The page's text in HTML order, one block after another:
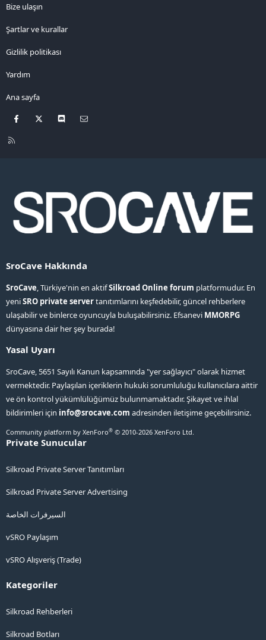
Bize ulaşın
Şartlar ve kurallar
Gizlilik politikası
Yardım
Ana sayfa
Facebook Discord
R
SroCave Hakkında
SroCave, Türkiye'nin en aktifSilkroad Online forum platformudur. En
yeniSRO private servertanıtımlarını keşfedebilir, güncel rehberlere
ulaşabilir ve binlerce oyuncuyla buluşabilirsiniz. Efsanevi MMORPG
dünyasına dair her şey burada!
Yasal Uyarı
SroCave, 5651 Sayılı Kanun kapsamında "yer sağlayıcı" olarak hizmet
vermektedir. Paylaşılan içeriklerin hukuki sorumluluğu kullanıcılara aittir
ve ön kontrol yükümlülüğümüz bulunmamaktadır. Şikayet ve ihlal
bildirimleri için info@srocave.com adresinden iletişime geçebilirsiniz.
Community platform by XenForo® © 2010-2026 XenForo Ltd.
Private Sunucular
Silkroad Private Server Tanıtımları
Silkroad Private Server Advertising
السيرفرات الخاصة
vSRO Paylaşım
vSRO Alışveriş (Trade)
Kategoriler
Silkroad Rehberleri
Silkroad Botları